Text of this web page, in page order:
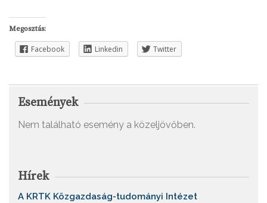
Megosztás:
Facebook Linkedin Twitter
Események
Nem található esemény a közeljövőben.
Hírek
A KRTK Közgazdaság-tudományi Intézet